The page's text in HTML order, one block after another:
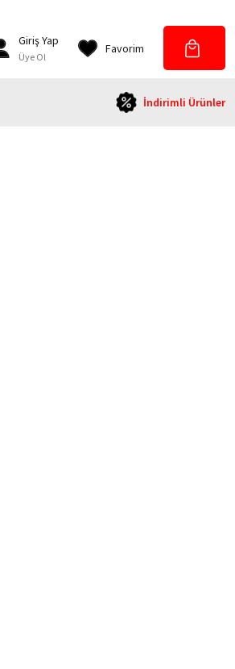
Giriş Yap
Üye Ol
Favorim
İndirimli Ürünler